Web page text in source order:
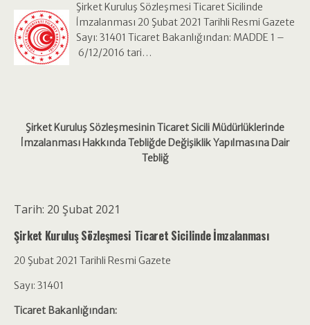
Şirket Kuruluş Sözleşmesi Ticaret Sicilinde
İmzalanması 20 Şubat 2021 Tarihli Resmi Gazete
Sayı: 31401 Ticaret Bakanlığından: MADDE 1 –
6/12/2016 tari…
Şirket Kuruluş Sözleşmesinin Ticaret Sicili Müdürlüklerinde
İmzalanması Hakkında Tebliğde Değişiklik Yapılmasına Dair
Tebliğ
Tarih: 20 Şubat 2021
Şirket Kuruluş Sözleşmesi Ticaret Sicilinde İmzalanması
20 Şubat 2021 Tarihli Resmi Gazete
Sayı: 31401
Ticaret Bakanlığından: